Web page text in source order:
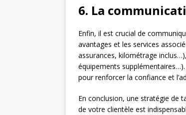
6. La
Enfin, il est crucial de
avantages et les services
assurances, kilométrage
équipements
pour renforcer la confiance et
En conclusion, une stratégie de
de votre clientèle est